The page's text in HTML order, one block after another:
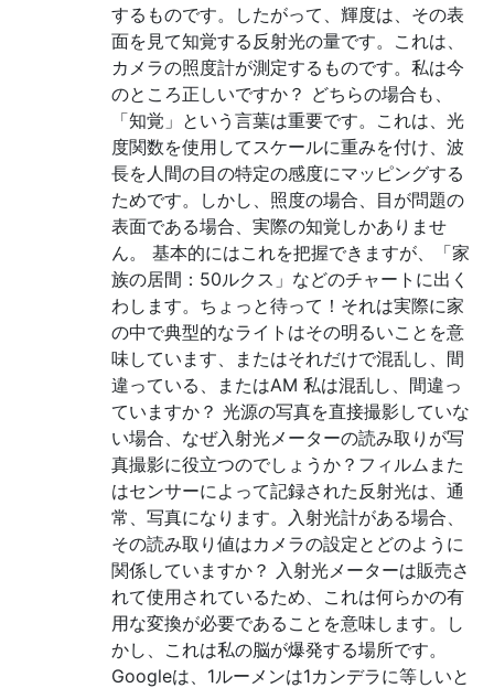
するものです。したがって、輝度は、その表
面を見て知覚する反射光の量です。これは、
カメラの照度計が測定するものです。私は今
のところ正しいですか？ どちらの場合も、
「知覚」という言葉は重要です。これは、光
度関数を使用してスケールに重みを付け、波
長を人間の目の特定の感度にマッピングする
ためです。しかし、照度の場合、目が問題の
表面である場合、実際の知覚しかありませ
ん。 基本的にはこれを把握できますが、「家
族の居間：50ルクス」などのチャートに出く
わします。ちょっと待って！それは実際に家
の中で典型的なライトはその明るいことを意
味しています、またはそれだけで混乱し、間
違っている、またはAM 私は混乱し、間違っ
ていますか？ 光源の写真を直接撮影していな
い場合、なぜ入射光メーターの読み取りが写
真撮影に役立つのでしょうか？フィルムまた
はセンサーによって記録された反射光は、通
常、写真になります。入射光計がある場合、
その読み取り値はカメラの設定とどのように
関係していますか？ 入射光メーターは販売さ
れて使用されているため、これは何らかの有
用な変換が必要であることを意味します。し
かし、これは私の脳が爆発する場所です。
Googleは、1ルーメンは1カンデラに等しいと